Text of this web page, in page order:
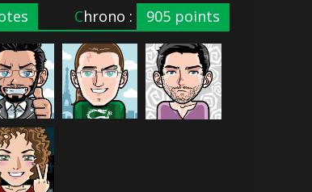
Chrono : 905 points